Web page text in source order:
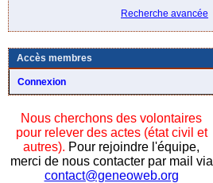
Recherche avancée
Accès membres
Connexion
Nous cherchons des volontaires
pour relever des actes (état civil et
autres). Pour rejoindre l'équipe,
merci de nous contacter par mail via
contact@geneoweb.org